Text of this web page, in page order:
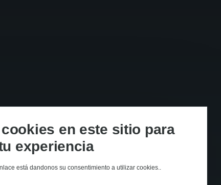
en este sitio para
experiencia
está dandonos su consentimiento a utilizar cookies..